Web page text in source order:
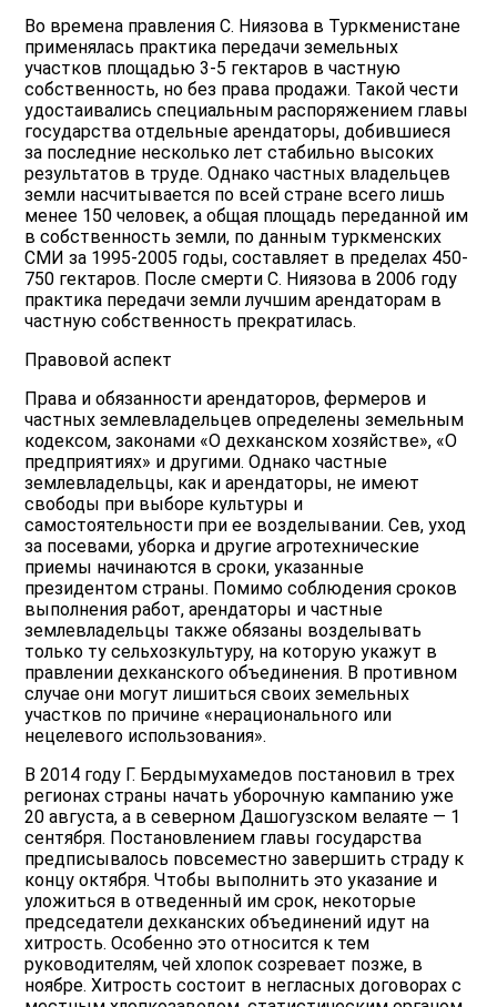
Во времена правления С. Ниязова в Туркменистане
применялась практика передачи земельных
участков площадью 3-5 гектаров в частную
собственность, но без права продажи. Такой чести
удостаивались специальным распоряжением главы
государства отдельные арендаторы, добившиеся
за последние несколько лет стабильно высоких
результатов в труде. Однако частных владельцев
земли насчитывается по всей стране всего лишь
менее 150 человек, а общая площадь переданной им
в собственность земли, по данным туркменских
СМИ за 1995-2005 годы, составляет в пределах 450-
750 гектаров. После смерти С. Ниязова в 2006 году
практика передачи земли лучшим арендаторам в
частную собственность прекратилась.
Правовой аспект
Права и обязанности арендаторов, фермеров и
частных землевладельцев определены земельным
кодексом, законами «О дехканском хозяйстве», «О
предприятиях» и другими. Однако частные
землевладельцы, как и арендаторы, не имеют
свободы при выборе культуры и
самостоятельности при ее возделывании. Сев, уход
за посевами, уборка и другие агротехнические
приемы начинаются в сроки, указанные
президентом страны. Помимо соблюдения сроков
выполнения работ, арендаторы и частные
землевладельцы также обязаны возделывать
только ту сельхозкультуру, на которую укажут в
правлении дехканского объединения. В противном
случае они могут лишиться своих земельных
участков по причине «нерационального или
нецелевого использования».
В 2014 году Г. Бердымухамедов постановил в трех
регионах страны начать уборочную кампанию уже
20 августа, а в северном Дашогузском велаяте — 1
сентября. Постановлением главы государства
предписывалось повсеместно завершить страду к
концу октября. Чтобы выполнить это указание и
уложиться в отведенный им срок, некоторые
председатели дехканских объединений идут на
хитрость. Особенно это относится к тем
руководителям, чей хлопок созревает позже, в
ноябре. Хитрость состоит в негласных договорах с